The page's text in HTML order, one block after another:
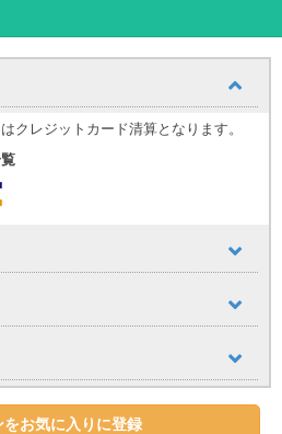
x 1,620(mm)
アへの送迎サービスについても、お
さい。
クレジットカード清算となります。
をお気に入りに登録